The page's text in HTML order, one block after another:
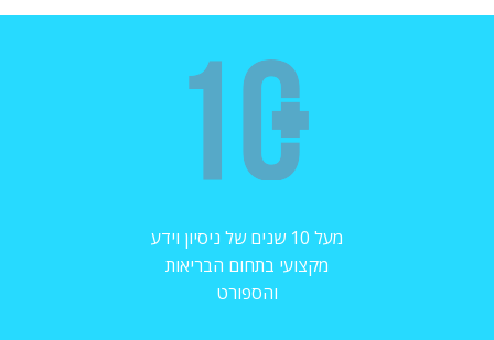
מעל 10 שנים של ניסיון וידע
מקצועי בתחום הבריאות
והספורט